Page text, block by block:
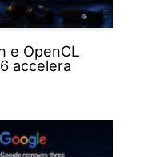
e OpenCL
accelera